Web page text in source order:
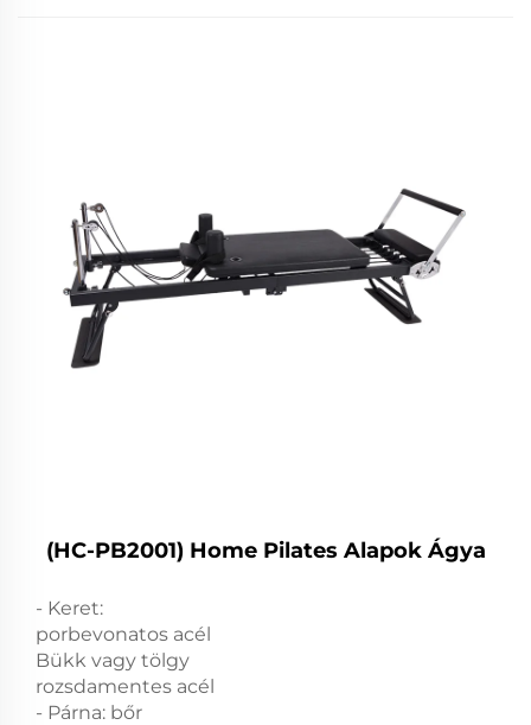
(HC-PB2001) Home Pilates Alapok Ágya
- Keret:
porbevonatos acél
Bükk vagy tölgy
rozsdamentes acél
- Párna: bőr